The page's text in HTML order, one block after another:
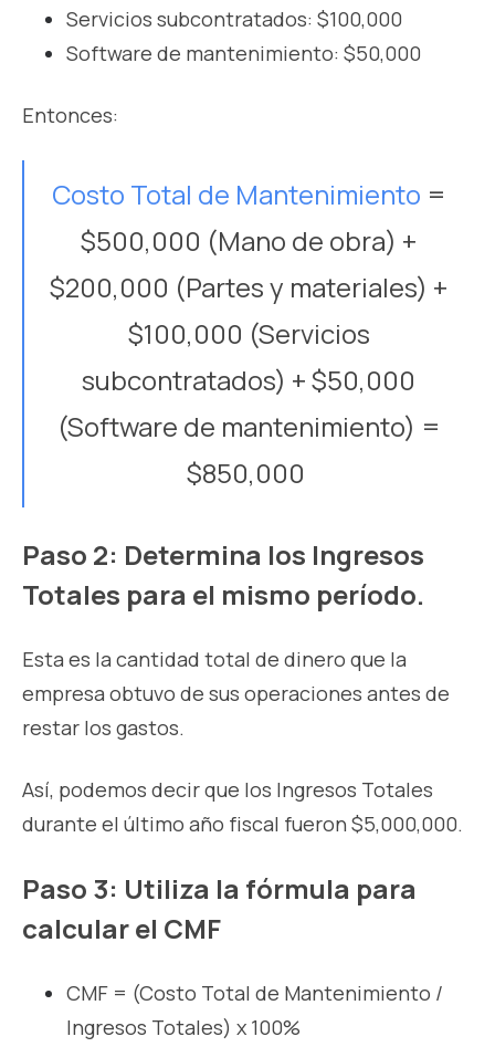
Servicios subcontratados: $100,000
Software de mantenimiento: $50,000
Entonces:
Costo Total de Mantenimiento =
$500,000 (Mano de obra) +
$200,000 (Partes y materiales) +
$100,000 (Servicios
subcontratados) + $50,000
(Software de mantenimiento) =
$850,000
Paso 2: Determina los Ingresos
Totales para el mismo período.
Esta es la cantidad total de dinero que la
empresa obtuvo de sus operaciones antes de
restar los gastos.
Así, podemos decir que los Ingresos Totales
durante el último año fiscal fueron $5,000,000.
Paso 3: Utiliza la fórmula para
calcular el CMF
CMF = (Costo Total de Mantenimiento /
Ingresos Totales) x 100%